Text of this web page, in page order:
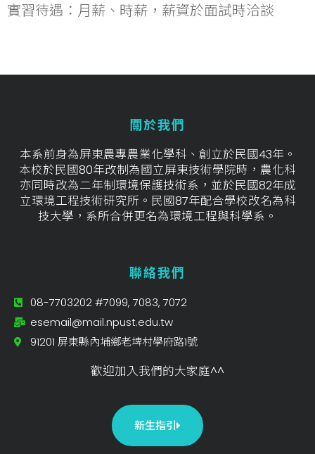
實習待遇：月薪、時薪，薪資於面試時洽談
關於我們
本系前身為屏東農專農業化學科、創立於民國43年。
本校於民國80年改制為國立屏東技術學院時，農化科
亦同時改為二年制環境保護技術系，並於民國82年成
立環境工程技術研究所。民國87年配合學校改名為科
技大學，系所合併更名為環境工程與科學系。
聯絡我們
08-7703202 #7099, 7083, 7072
esemail@mail.npust.edu.tw
91201 屏東縣內埔鄉老埤村學府路1號
歡迎加入我們的大家庭^^
新生指引